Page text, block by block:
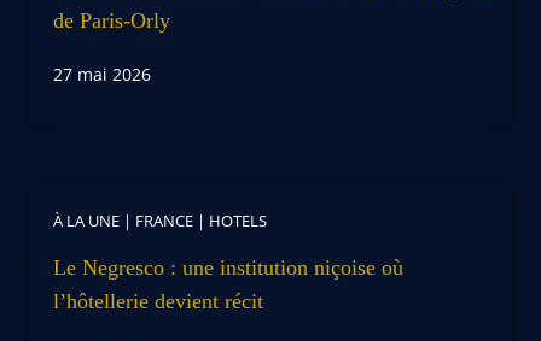
de Paris-Orly
27 mai 2026
À LA UNE | FRANCE | HOTELS
Le Negresco : une institution niçoise où
l’hôtellerie devient récit